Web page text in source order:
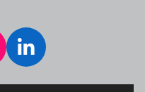
L